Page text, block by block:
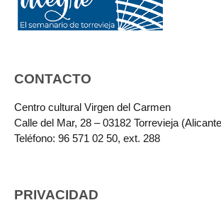
CONTACTO
Centro cultural Virgen del Carmen
Calle del Mar, 28 – 03182 Torrevieja
Teléfono: 96 571 02 50, ext. 288
PRIVACIDAD